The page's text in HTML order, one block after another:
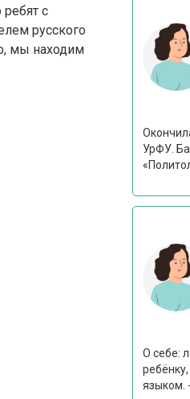
с
русского
мы находим
УрФУ.
О себе:
языком.